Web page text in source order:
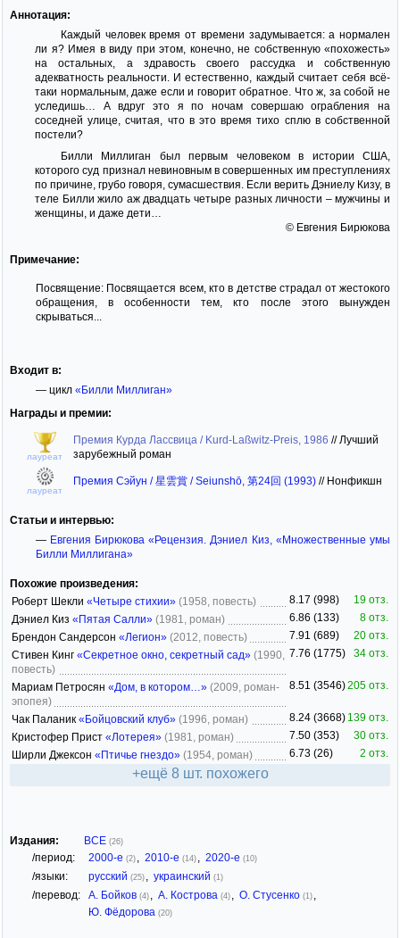
Аннотация:
Каждый человек время от времени задумывается: а нормален
ли я? Имея в виду при этом, конечно, не собственную «похожесть»
на остальных, а здравость своего рассудка и собственную
адекватность реальности. И естественно, каждый считает себя всё-
таки нормальным, даже если и говорит обратное. Что ж, за собой не
уследишь… А вдруг это я по ночам совершаю ограбления на
соседней улице, считая, что в это время тихо сплю в собственной
постели?
Билли Миллиган был первым человеком в истории США,
которого суд признал невиновным в совершенных им преступлениях
по причине, грубо говоря, сумасшествия. Если верить Дэниелу Кизу, в
теле Билли жило аж двадцать четыре разных личности – мужчины и
женщины, и даже дети…
© Евгения Бирюкова
Примечание:
Посвящение: Посвящается всем, кто в детстве страдал от жестокого
обращения, в особенности тем, кто после этого вынужден
скрываться...
Входит в:
— цикл «Билли Миллиган»
Награды и премии:
лауреат
Премия Курда Лассвица / Kurd-Laßwitz-Preis, 1986 // Лучший
зарубежный роман
лауреат
Премия Сэйун / 星雲賞 / Seiunshō, 第24回 (1993) // Нонфикшн
Статьи и интервью:
— Евгения Бирюкова «Рецензия. Дэниел Киз, «Множественные умы
Билли Миллигана»
Похожие произведения:
Роберт Шекли «Четыре стихии» (1958, повесть) 8.17 (998)
19 отз.
Дэниел Киз «Пятая Салли» (1981, роман) 6.86 (133)
8 отз.
Брендон Сандерсон «Легион» (2012, повесть) 7.91 (689)
20 отз.
Стивен Кинг «Секретное окно, секретный сад» (1990,
повесть)
7.76 (1775) 34 отз.
Мариам Петросян «Дом, в котором…» (2009, роман-
эпопея)
8.51 (3546)205 отз.
Чак Паланик «Бойцовский клуб» (1996, роман) 8.24 (3668) 139 отз.
Кристофер Прист «Лотерея» (1981, роман) 7.50 (353)
30 отз.
Ширли Джексон «Птичье гнездо» (1954, роман) 6.73 (26) 2 отз.
+ещё 8 шт. похожего
Издания: ВСЕ (26)
/период: 2000-е (2) , 2010-е (14) , 2020-е (10)
/языки: русский (25) , украинский (1)
/перевод: А. Бойков (4) , А. Кострова (4) , О. Стусенко (1) ,
Ю. Фёдорова (20)